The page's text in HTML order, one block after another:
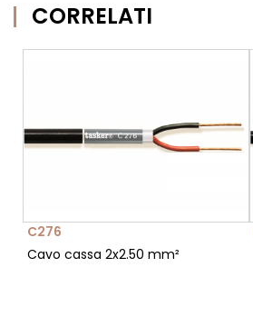
CORRELATI
C276
Cavo cassa 2x2.50 mm²